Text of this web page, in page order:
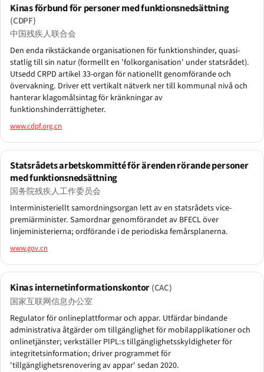
Kinas förbund för personer med funktionsnedsättning
(CDPF)
中国残疾人联合会
Den enda rikstäckande organisationen för funktionshinder, quasi-
statlig till sin natur (formellt en 'folkorganisation' under statsrådet).
Utsedd CRPD artikel 33-organ för nationellt genomförande och
övervakning. Driver ett vertikalt nätverk ner till kommunal nivå och
hanterar klagomålsintag för kränkningar av
funktionshinderrättigheter.
www.cdpf.org.cn
Statsrådets arbetskommitté för ärenden rörande personer
med funktionsnedsättning
国务院残疾人工作委员会
Interministeriellt samordningsorgan lett av en statsrådets vice-
premiärminister. Samordnar genomförandet av BFECL över
linjeministerierna; ordförande i de periodiska femårsplanerna.
www.gov.cn
Kinas internetinformationskontor(CAC)
国家互联网信息办公室
Regulator för onlineplattformar och appar. Utfärdar bindande
administrativa åtgärder om tillgänglighet för mobilapplikationer och
onlinetjänster; verkställer PIPL:s tillgänglighetsskyldigheter för
integritetsinformation; driver programmet för
'tillgänglighetsrenovering av appar' sedan 2020.